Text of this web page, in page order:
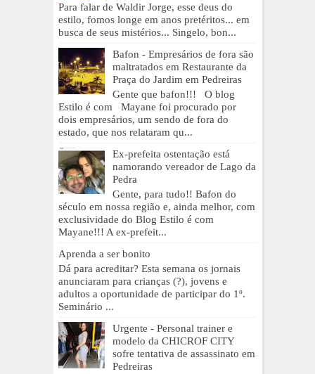
Para falar de Waldir Jorge, esse deus do
estilo, fomos longe em anos pretéritos... em
busca de seus mistérios... Singelo, bon...
Bafon - Empresários de fora são
maltratados em Restaurante da
Praça do Jardim em Pedreiras
Gente que bafon!!! O blog
Estilo é com Mayane foi procurado por
dois empresários, um sendo de fora do
estado, que nos relataram qu...
Ex-prefeita ostentação está
namorando vereador de Lago da
Pedra
Gente, para tudo!! Bafon do
século em nossa região e, ainda melhor, com
exclusividade do Blog Estilo é com
Mayane!!! A ex-prefeit...
Aprenda a ser bonito
Dá para acreditar? Esta semana os jornais
anunciaram para crianças (?), jovens e
adultos a oportunidade de participar do 1º.
Seminário ...
Urgente - Personal trainer e
modelo da CHICROF CITY
sofre tentativa de assassinato em
Pedreiras